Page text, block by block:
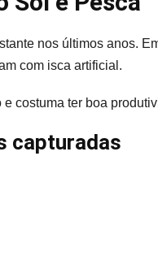
nos últimos anos.
com isca artificial.
costuma ter boa
capturadas